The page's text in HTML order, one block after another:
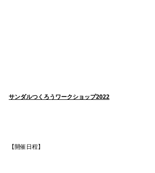
サンダルつくろうワークショップ2022
【開催日程】